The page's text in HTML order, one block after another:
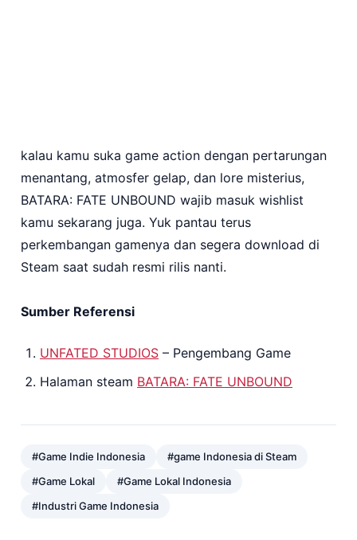
kalau kamu suka game action dengan pertarungan
menantang, atmosfer gelap, dan lore misterius,
BATARA: FATE UNBOUND wajib masuk wishlist
kamu sekarang juga. Yuk pantau terus
perkembangan gamenya dan segera download di
Steam saat sudah resmi rilis nanti.
Sumber Referensi
UNFATED STUDIOS – Pengembang Game
Halaman steam BATARA: FATE UNBOUND
#Game Indie Indonesia
#game Indonesia di Steam
#Game Lokal
#Game Lokal Indonesia
#Industri Game Indonesia